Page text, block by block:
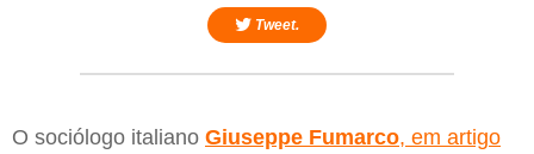
Tweet.
O sociólogo italiano Giuseppe Fumarco, em artigo